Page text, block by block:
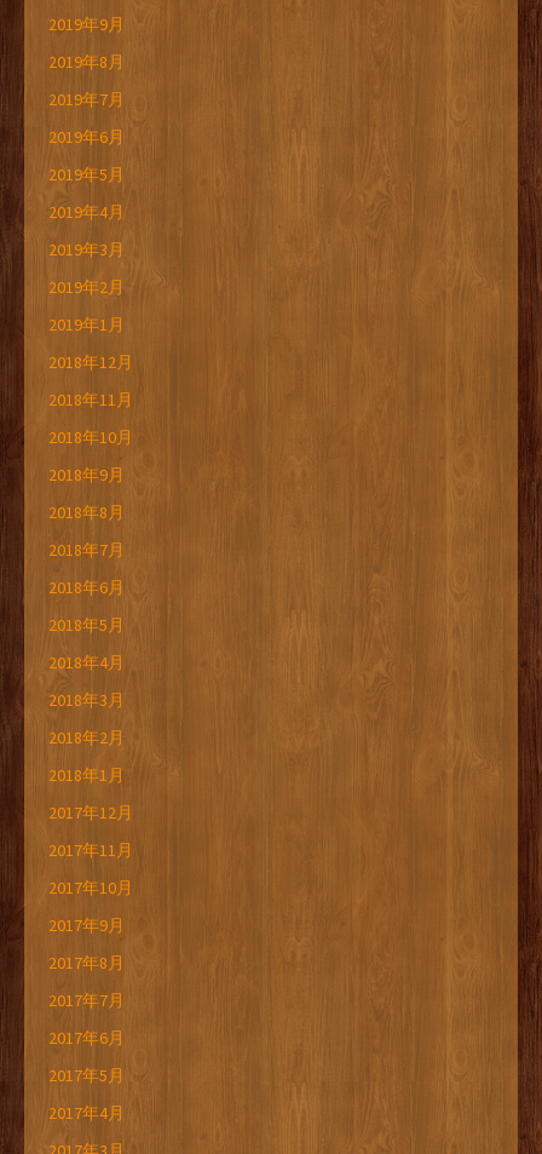
2019年9月
2019年8月
2019年7月
2019年6月
2019年5月
2019年4月
2019年3月
2019年2月
2019年1月
2018年12月
2018年11月
2018年10月
2018年9月
2018年8月
2018年7月
2018年6月
2018年5月
2018年4月
2018年3月
2018年2月
2018年1月
2017年12月
2017年11月
2017年10月
2017年9月
2017年8月
2017年7月
2017年6月
2017年5月
2017年4月